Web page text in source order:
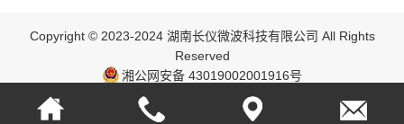
Copyright © 2023-2024 湖南长仪微波科技有限公司 All Rights
Reserved
湘公网安备 43019002001916号
ICP：湘ICP备17003348号-1